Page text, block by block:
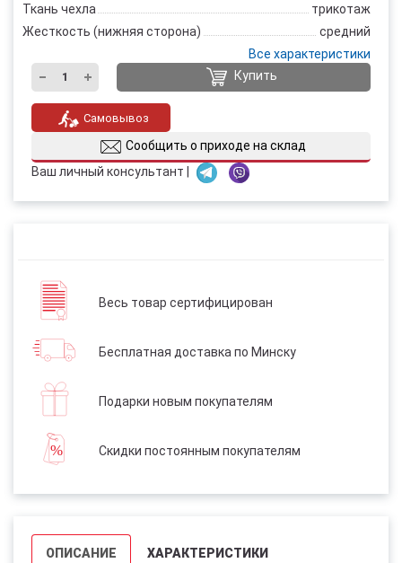
Ткань чехла
трикотаж
Жесткость (нижняя сторона)
средний
Все характеристики
Купить
Самовывоз
Сообщить о приходе на склад
Ваш личный консультант |
Весь товар сертифицирован
Бесплатная доставка по Минску
Подарки новым покупателям
Скидки постоянным покупателям
ОПИСАНИЕ ХАРАКТЕРИСТИКИ